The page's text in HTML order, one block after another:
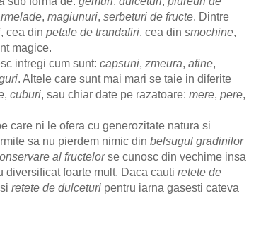
, magiunuri, serbeturi de fructe. Dintre
, cea din petale de trandafiri, cea din smochine,
magice.
intregi cum sunt: capsuni, zmeura, afine,
. Altele care sunt mai mari se taie in diferite
, cuburi, sau chiar date pe razatoare: mere, pere,
care ni le ofera cu generozitate natura si
sa nu pierdem nimic din belsugul gradinilor
al fructelorse cunosc din vechime insa
diversificat foarte mult. Daca cauti retete de
si retete de dulceturi pentru iarna gasesti cateva